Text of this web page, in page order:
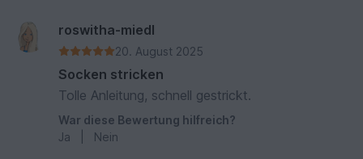
roswitha-miedl
20. August 2025
Socken stricken
Tolle Anleitung, schnell gestrickt.
War diese Bewertung hilfreich?
Ja
Nein